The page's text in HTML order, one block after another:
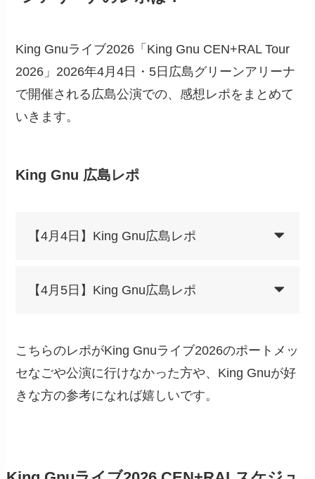
King Gnuライブ2026「King Gnu CEN+RAL Tour
2026」2026年4月4日・5日広島グリーンアリーナ
で開催される広島公演での、感想レポをまとめて
いきます。
King Gnu 広島レポ
【4月4日】King Gnu広島レポ
【4月5日】King Gnu広島レポ
こちらのレポがKing Gnuライブ2026のポートメッ
セなごや公演に行けなかった方や、King Gnuが好
きな方の参考になれば嬉しいです。